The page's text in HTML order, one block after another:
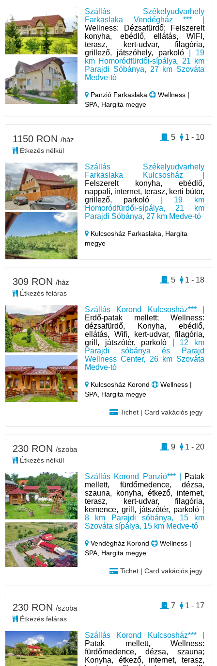
Szállás Székelyudvarhely
Farkaslaka Vendégház *** |
Wellness: Dézsafürdő; Felszerelt
konyha, ebédlő, ellátás, WIFI,
terasz, kert-udvar, filagória,
grillező, játszóhely, parkoló| 19
km Homoródfürdői-sípálya, 21 km
Parajdi Sóbánya, 27 km Szováta
Medve-tó
Panzió Farkaslaka
Wellness |
SPA, Hargita megye
Szállás Székelyudvarhely
Farkaslaka Kulcsosház |
Felszerelt konyha, ebédlő,
nappali, internet, terasz, kerti bútor,
grillező, parkoló| 19 km
Homoródfürdői-sípálya, 21 km
Parajdi Sóbánya, 27 km Medve-tó
Kulcsosház Farkaslaka, Hargita
megye
1150 RON /ház
Étkezés nélkül
1 - 10
5
Szállás Korond Kulcsosház*** |
Erdő-patak mellett; Wellness:
dézsafürdő, Konyha, ebédlő,
ellátás, Wifi, kert-udvar, filagória,
grill, játszótér, parkoló | 12 km
Parajdi sóbánya és Parajd
Wellness Center, 26 km Szováta
Medve-tó
Kulcsosház Korond
Wellness |
SPA, Hargita megye
Tichet | Card vakációs jegy
309 RON /ház
Étkezés feláras
1 - 18
5
Szállás Korond Panzió*** |
Patak
mellett, fürdőmedence, dézsa,
szauna, konyha, étkező, internet,
terasz, kert-udvar, filagória,
kemence, grill, játszótér, parkoló
8 km Parajdi sóbánya, 15 km
Szováta sípálya, 15 km Medve-tó
Vendégház Korond
Wellness |
SPA, Hargita megye
Tichet | Card vakációs jegy
230 RON /szoba
Étkezés nélkül
1 - 20
9
Szállás Korond Kulcsosház*** |
Patak mellett, Wellness:
fürdőmedence, dézsa, szauna;
Konyha, étkező, internet, terasz,
230 RON /szoba
Étkezés feláras
1 - 17
7